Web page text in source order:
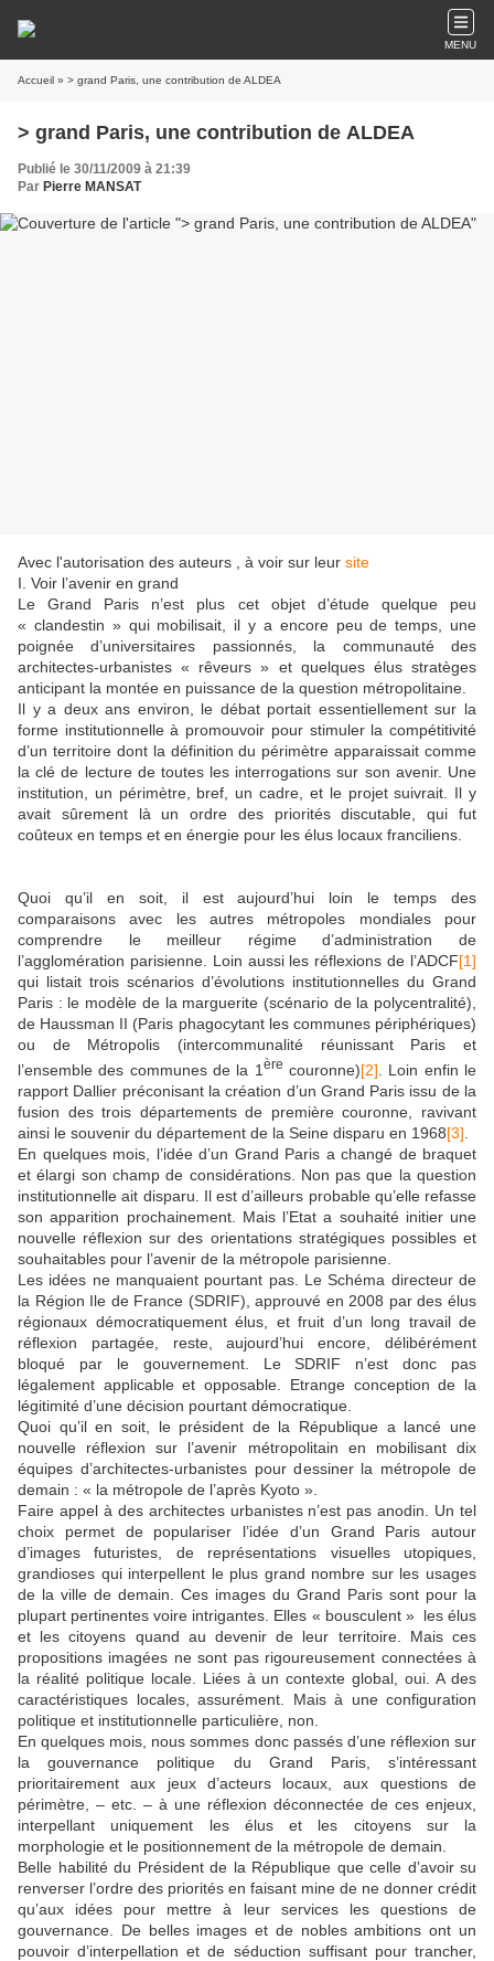
MENU
Accueil » > grand Paris, une contribution de ALDEA
> grand Paris, une contribution de ALDEA
Publié le 30/11/2009 à 21:39
Par Pierre MANSAT
Avec l'autorisation des auteurs , à voir sur leur site
I. Voir l’avenir en grand
Le Grand Paris n’est plus cet objet d’étude quelque peu
« clandestin » qui mobilisait, il y a encore peu de temps, une
poignée d’universitaires passionnés, la communauté des
architectes-urbanistes « rêveurs » et quelques élus stratèges
anticipant la montée en puissance de la question métropolitaine.
Il y a deux ans environ, le débat portait essentiellement sur la
forme institutionnelle à promouvoir pour stimuler la compétitivité
d’un territoire dont la définition du périmètre apparaissait comme
la clé de lecture de toutes les interrogations sur son avenir. Une
institution, un périmètre, bref, un cadre, et le projet suivrait. Il y
avait sûrement là un ordre des priorités discutable, qui fut
coûteux en temps et en énergie pour les élus locaux franciliens.
Quoi qu’il en soit, il est aujourd’hui loin le temps des
comparaisons avec les autres métropoles mondiales pour
comprendre le meilleur régime d’administration de
l’agglomération parisienne. Loin aussi les réflexions de l’ADCF[1]
qui listait trois scénarios d’évolutions institutionnelles du Grand
Paris : le modèle de la marguerite (scénario de la polycentralité),
de Haussman II (Paris phagocytant les communes périphériques)
ou de Métropolis (intercommunalité réunissant Paris et
l’ensemble des communes de la 1 ère couronne)[2] . Loin enfin le
rapport Dallier préconisant la création d’un Grand Paris issu de la
fusion des trois départements de première couronne, ravivant
ainsi le souvenir du département de la Seine disparu en 1968[3]
En quelques mois, l’idée d’un Grand Paris a changé de braquet
et élargi son champ de considérations. Non pas que la question
institutionnelle ait disparu. Il est d’ailleurs probable qu’elle refasse
son apparition prochainement. Mais l’Etat a souhaité initier une
nouvelle réflexion sur des orientations stratégiques possibles et
souhaitables pour l’avenir de la métropole parisienne.
Les idées ne manquaient pourtant pas. Le Schéma directeur de
la Région Ile de France (SDRIF), approuvé en 2008 par des élus
régionaux démocratiquement élus, et fruit d’un long travail de
réflexion partagée, reste, aujourd’hui encore, délibérément
bloqué par le gouvernement. Le SDRIF n’est donc pas
légalement applicable et opposable. Etrange conception de la
légitimité d’une décision pourtant démocratique.
Quoi qu’il en soit, le président de la République a lancé une
nouvelle réflexion sur l’avenir métropolitain en mobilisant dix
équipes d’architectes-urbanistes pour dessiner la métropole de
demain : « la métropole de l’après Kyoto ».
Faire appel à des architectes urbanistes n’est pas anodin. Un tel
choix permet de populariser l’idée d’un Grand Paris autour
d’images futuristes, de représentations visuelles utopiques,
grandioses qui interpellent le plus grand nombre sur les usages
de la ville de demain. Ces images du Grand Paris sont pour la
plupart pertinentes voire intrigantes. Elles « bousculent » les élus
et les citoyens quand au devenir de leur territoire. Mais ces
propositions imagées ne sont pas rigoureusement connectées à
la réalité politique locale. Liées à un contexte global, oui. A des
caractéristiques locales, assurément. Mais à une configuration
politique et institutionnelle particulière, non.
En quelques mois, nous sommes donc passés d’une réflexion sur
la gouvernance politique du Grand Paris, s’intéressant
prioritairement aux jeux d’acteurs locaux, aux questions de
périmètre, – etc. – à une réflexion déconnectée de ces enjeux,
interpellant uniquement les élus et les citoyens sur la
morphologie et le positionnement de la métropole de demain.
Belle habilité du Président de la République que celle d’avoir su
renverser l’ordre des priorités en faisant mine de ne donner crédit
qu’aux idées pour mettre à leur services les questions de
gouvernance. De belles images et de nobles ambitions ont un
pouvoir d’interpellation et de séduction suffisant pour trancher,